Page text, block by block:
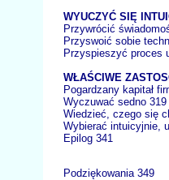
WYUCZYĆ SIĘ
Przywrócić
Przyswoić sobie
Przyspieszyć proces
WŁAŚCIWE
Pogardzany kapitał
Wyczuwać sedno 319
Wiedzieć, czego się
Wybierać intuicyjnie,
Epilog 341
Podziękowania 349